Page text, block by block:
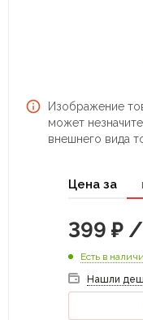
Изображение
может
внешнего вида
Цена за
399 ₽ /
Есть в
Нашли